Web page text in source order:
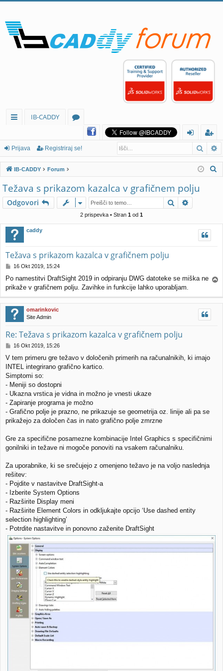
e
p
ov
ez
av
e
IB-CADDY
u
mi
av
a
eg
ist
rir
!
Prijava Registriraj se!
IB-CADDY Forum
j
Težava s prikazom kazalca v grafičnem polju
Odgovori Iskanje
2 prispevka • Stran 1 od 1
caddy
Težava s prikazom kazalca v grafičnem polju
O
g
o
v
o
r
16 Okt 2019, 15:24
Po namestitvi DraftSight 2019 in odpiranju DWG datoteke se miška ne
prikaže v grafičnem polju. Zavihke in funkcije lahko uporabljam.
v
r
omarinkovic
Site Admin
Re: Težava s prikazom kazalca v grafičnem polju
O
g
o
v
o
r
16 Okt 2019, 15:26
V tem primeru gre težavo v določenih primerih na računalnikih, ki imajo
INTEL integrirano grafično kartico.
Simptomi so:
- Meniji so dostopni
- Ukazna vrstica je vidna in možno je vnesti ukaze
- Zapiranje programa je možno
- Grafično polje je prazno, ne prikazuje se geometrija oz. linije ali pa se
prikažejo za določen čas in nato grafično polje zmrzne
Gre za specifične posamezne kombinacije Intel Graphics s specifičnimi
gonilniki in težave ni mogoče ponoviti na vsakem računalniku.
Za uporabnike, ki se srečujejo z omenjeno težavo je na voljo naslednja
rešitev:
- Pojdite v nastavitve DraftSight-a
- Izberite System Options
- Razširite Display meni
- Razširite Element Colors in odkljukajte opcijo ‘Use dashed entity
selection highlighting’
- Potrdite nastavitve in ponovno zaženite DraftSight